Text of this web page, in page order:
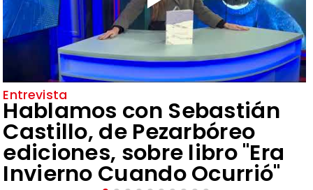
Entrevista
Hablamos con Sebastián
Castillo, de Pezarbóreo
ediciones, sobre libro "Era
Invierno Cuando Ocurrió"